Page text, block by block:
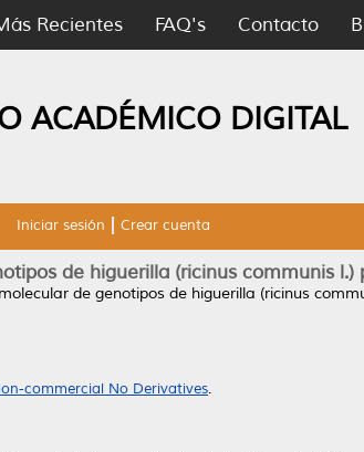
Recientes FAQ's Contacto
ACADÉMICO DIGITAL
Iniciar sesión Crear cuenta
de higuerilla (ricinus communis l.)
de genotipos de higuerilla (ricinus
commercial No Derivatives.